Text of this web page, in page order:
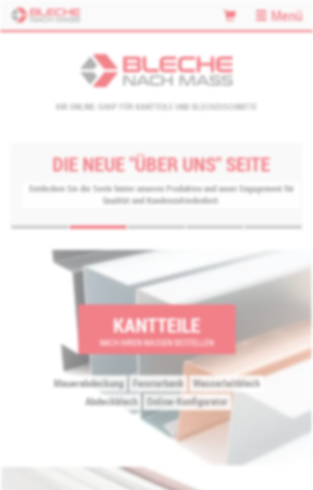
Menü
IHR ONLINE-SHOP FÜR KANTTEILE UND BLECHZUSCHNITTE
DIE NEUE "ÜBER UNS" SEITE
Entdecken Sie die Seele hinter unseren Produkten und unser Engagement für
Qualität und Kundenzufriedenheit.
KANTTEILE
NACH IHREN MASSEN BESTELLEN
Mauerabdeckung Fensterbank
Wasserleitblech
Abdeckblech
Online-Konfigurator